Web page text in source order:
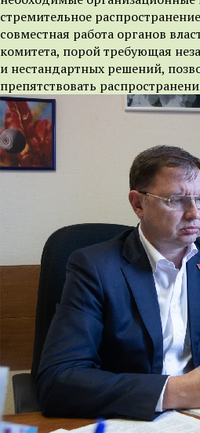
стремительное
совместная работа органов
комитета, порой требующая
и нестандартных решений,
препятствовать